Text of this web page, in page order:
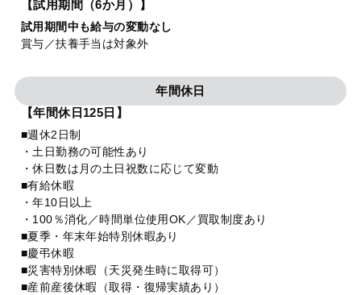
【試用期間（6か月）】
試用期間中も給与の変動なし
賞与／扶養手当は対象外
年間休日
【年間休日125日】
■週休2日制
・土日勤務の可能性あり
・休日数は月の土日祝数に応じて変動
■有給休暇
・年10日以上
・100％消化／時間単位使用OK／買取制度あり
■夏季・年末年始特別休暇あり
■慶弔休暇
■災害特別休暇（天災発生時に取得可）
■産前産後休暇（取得・復帰実績あり）